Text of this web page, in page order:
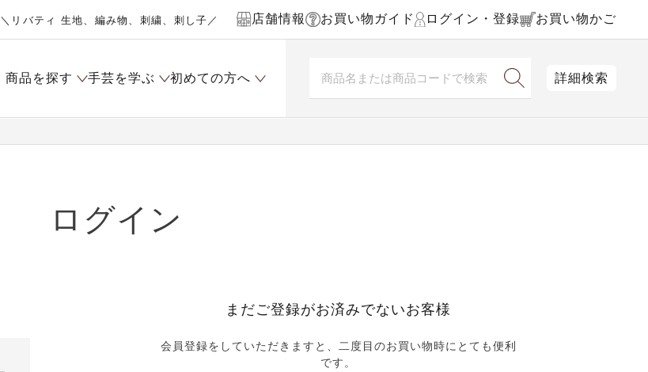
＼リバティ 生地、編み物、刺繍、刺し子／ 店舗情報 お買い物ガイド ログイン・登録 お買い物かご
商品を探す 手芸を学ぶ 初めての方へ 詳細検索
ログイン
まだご登録がお済みでないお客様
会員登録をしていただきますと、二度目のお買い物時にとても便利
です。